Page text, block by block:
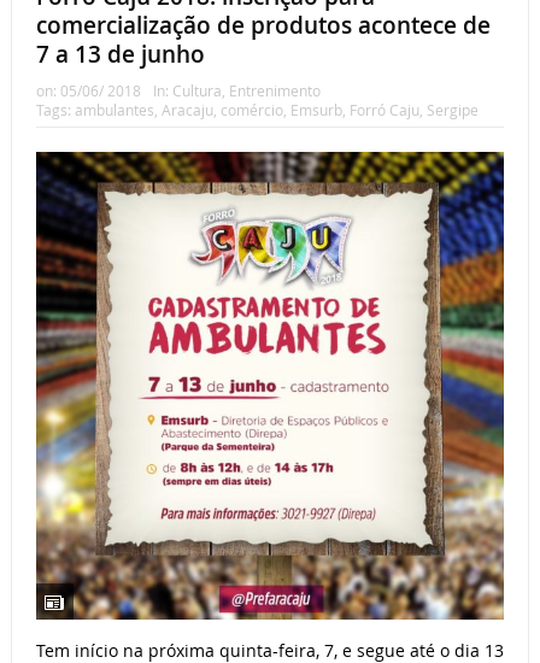
comercialização de produtos acontece de
7 a 13 de junho
on: 05/06/ 2018 In: Cultura Entrenimento
Tags: ambulantes Aracaju comércio, Emsurb, Forró Caju Sergipe
Tem início na próxima quinta-feira, 7, e segue até o dia 13